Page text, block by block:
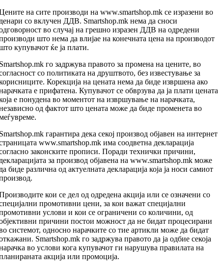
на сите производи на www.smartshop.mk се изразени во
со вклучен ДДВ. Smartshop.mk нема да сноси
во случај на грешно изразен ДДВ на одредени
што нема да влијае на конечната цена на производот
купувачот ќе ја плати.
го задржува правото за промена на цените, во
со политиката на друштвото, без известување за
Корекција на цената нема да биде извршена ако
е прифатена. Купувачот се обврзува да ја плати цената
е понудена во моментот на извршување на нарачката,
од фактот што цената може да биде променета во
гарантира дека секој производ објавен на интернет
www.smartshop.mk има соодветна декларација
законските прописи. Поради технички причини,
за производ објавена на www.smartshop.mk може
биде различна од актуелната декларација која ја носи самиот
кои се дел од одредена акција или се означени со
промотивни цени, за кои важат специјални
услови и кои се ограничени со количини, од
причини постои можност да не бидат процесирани
системот, односно нарачките со тие артикли може да бидат
Smartshop.mk го задржува правото да ја одбие секоја
во услови кога купувачот ги нарушува правилата на
акција или промоција.